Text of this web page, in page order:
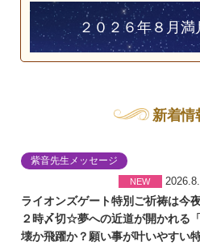
２０２６年８月
新着情
紫音先生メッセージ
NEW
ライオンズゲート特別ご祈祷は今
２時〆切☆夢への近道が開かれる
壊か飛躍か？願い事が叶いやすい